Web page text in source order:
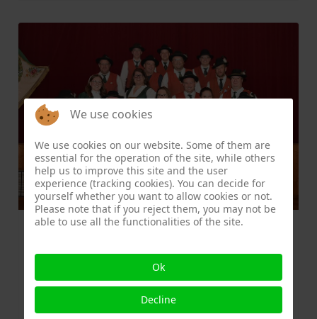
auf turbulentes Vereinsjahr
We use cookies
We use cookies on our website. Some of them are
essential for the operation of the site, while others
help us to improve this site and the user
experience (tracking cookies). You can decide for
yourself whether you want to allow cookies or not.
Please note that if you reject them, you may not be
able to use all the functionalities of the site.
Ok
Decline